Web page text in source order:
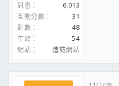
訊息
6,013
互動分數
31
點數
48
年齡
54
網站
造訪網站